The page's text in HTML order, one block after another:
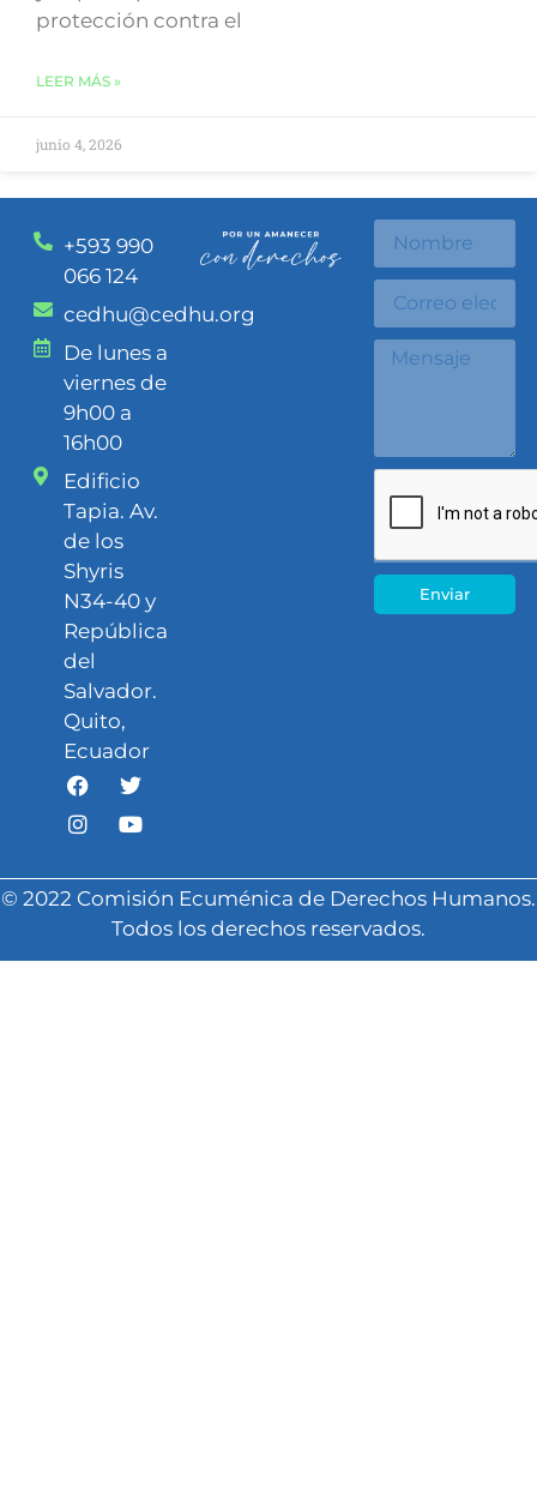
protección contra el
LEER MÁS »
junio 4, 2026
+593 990
066 124
cedhu@cedhu.org
De lunes a
viernes de
9h00 a
16h00
Edificio
Tapia. Av.
de los
Shyris
N34-40 y
República
del
Salvador.
Quito,
Ecuador
Enviar
© 2022 Comisión Ecuménica de Derechos Humanos.
Todos los derechos reservados.